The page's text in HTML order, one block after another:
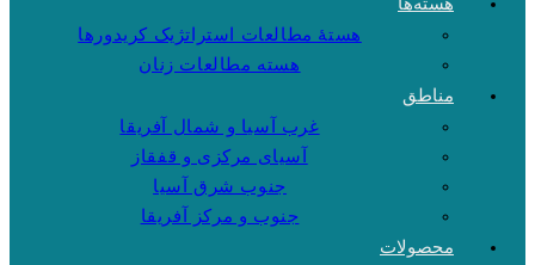
هستهٔ مطالعات استراتژیک کریدورها
هسته مطالعات زنان
مناطق
غرب آسیا و شمال آفریقا
آسیای مرکزی و قفقاز
جنوب شرق آسیا
جنوب و مرکز آفریقا
محصولات